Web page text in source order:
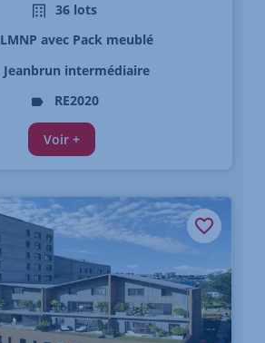
36 lots
LMNP avec Pack meublé
Jeanbrun intermédiaire
RE2020
Voir +